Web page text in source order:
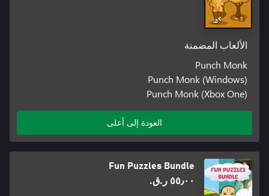
الألعاب المضمنة
Punch Monk
Punch Monk (Windows)
Punch Monk (Xbox One)
العودة إلى أعلى
Fun Puzzles Bundle
٥٥٫٠٠ ر.ق.‏